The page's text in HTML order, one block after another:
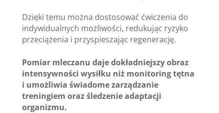
Dzięki temu można dostosować ćwiczenia do
indywidualnych możliwości, redukując ryzyko
przeciążenia i przyspieszając regenerację.
Pomiar mleczanu daje dokładniejszy obraz
intensywności wysiłku niż monitoring tętna
i umożliwia świadome zarządzanie
treningiem oraz śledzenie adaptacji
organizmu.